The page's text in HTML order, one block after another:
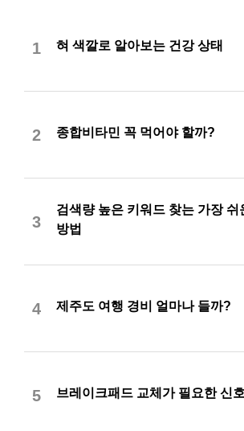
1 혀 색깔로 알아보는 건강 상태
2 종합비타민 꼭 먹어야 할까?
3
검색량 높은 키워드 찾는 가장 쉬
방법
4 제주도 여행 경비 얼마나 들까?
5 브레이크패드 교체가 필요한 신호